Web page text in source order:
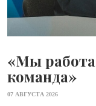
«Мы
команда»
07 АВГУСТА 2026